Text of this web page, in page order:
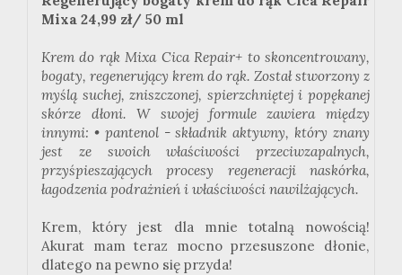
Mixa 24,99 zł/ 50 ml
Krem do rąkMixa Cica Repair+ to skoncentrowany,
bogaty, regenerujący krem do rąk. Został stworzony z
myślą suchej, zniszczonej, spierzchniętej i popękanej
skórze dłoni. W swojej formule zawiera między
innymi: • pantenol - składnik aktywny, który znany
jest ze swoich właściwości przeciwzapalnych,
przyśpieszających procesy regeneracji naskórka,
łagodzenia podrażnień i właściwości nawilżających.
Krem, który jest dla mnie totalną nowością!
Akurat mam teraz mocno przesuszone dłonie,
dlatego na pewno się przyda!